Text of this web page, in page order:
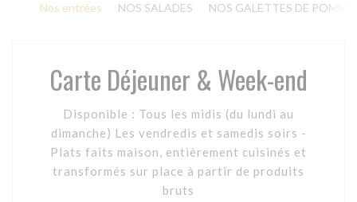
Nos entrées NOS SALADES NOS GALETTES DE
Carte Déjeuner & Week-end
Disponible : Tous les midis (du lundi au
dimanche) Les vendredis et samedis soirs -
Plats faits maison, entièrement cuisinés et
transformés sur place à partir de produits
bruts